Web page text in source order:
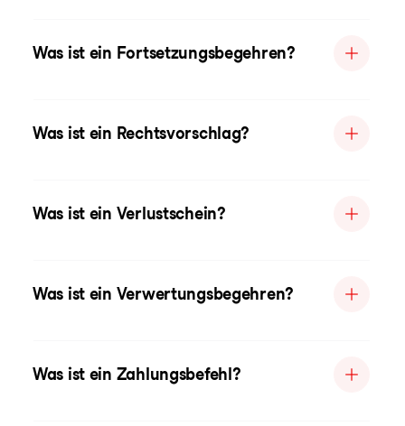
Was ist ein Fortsetzungsbegehren?
Was ist ein Rechtsvorschlag?
Was ist ein Verlustschein?
Was ist ein Verwertungsbegehren?
Was ist ein Zahlungsbefehl?